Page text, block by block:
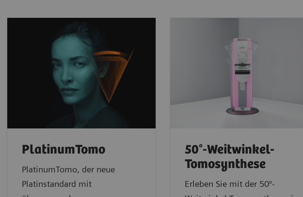
PlatinumTomo
PlatinumTomo, der neue
Platinstandard mit
50°-Weitwinkel-
Tomosynthese
Erleben Sie mit der 50°-